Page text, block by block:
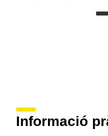
ciutat de Barcelona com
patrimoni. Així, ofereix
Informació